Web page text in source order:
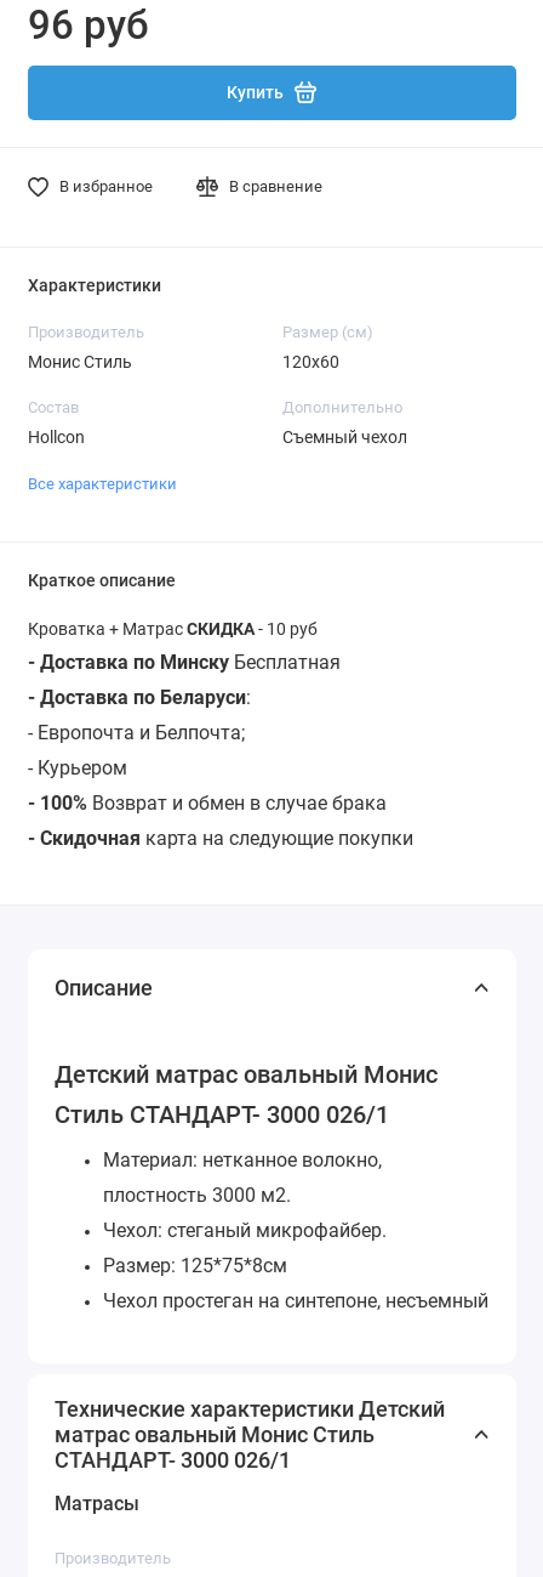
96 руб
Купить
В избранное В сравнение
Характеристики
Производитель
Монис Стиль
Размер (см)
120х60
Состав
Hollcon
Дополнительно
Съемный чехол
Все характеристики
Краткое описание
Кроватка + МатрасСКИДКА- 10 руб
- Доставка по МинскуБесплатная
- Доставка по Беларуси:
- Европочта и Белпочта;
- Курьером
- 100% Возврат и обмен в случае брака
- Скидочная карта на следующие покупки
Описание
Детский матрас овальный Монис
Стиль СТАНДАРТ- 3000 026/1
Материал: нетканное волокно,
плостность 3000 м2.
Чехол: стеганый микрофайбер.
Размер: 125*75*8см
Чехол простеган на синтепоне, несъемный
Технические характеристики Детский
матрас овальный Монис Стиль
СТАНДАРТ- 3000 026/1
Матрасы
Производитель